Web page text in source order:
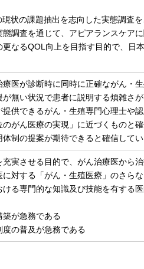
状の課題抽出を志向した実態調査
調査を通じて、アピアランスケア
なるQOL向上を目指す目的で、日
医が診断時に同時に正確ながん・
無い状況で患者に説明する煩雑さ
供できるがん・生殖専門心理士や
がん医療の実現」に近づくものと
制の提案が期待できると確信してい
実させる目的で、がん治療医から
対する「がん・生殖医療」のさら
る専門的な知識及び技能を有する
築が急務である
の普及が急務である